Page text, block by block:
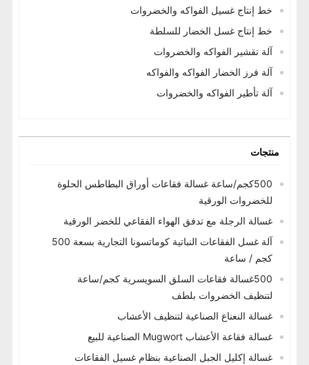
خط إنتاج غسيل الفواكه والخضروات
خط إنتاج غسل الخضار للسلطة
آلة تقشير الفواكه والخضروات
آلة فرز الخضار الفواكه والفواكه
آلة تأطير الفواكه والخضروات
منتجات
500كجم/ساعة غسالة فقاعات أوراق البطاطس الحلوة
للخضروات الورقية
غسالة الرجلة مع تدفق الهواء الفقاعي للخضر الورقية
آلة غسل الفقاعات النباتية كوماتسونا التجارية بسعة 500
كجم / ساعة
500غسالة فقاعات السلق السويسرية كجم/ساعة
لتنظيف الخضروات بلطف
غسالة النعناع الصناعية لتنظيف الأعشاب
غسالة فقاعة الأعشاب Mugwort الصناعية للبيع
غسالة إكليل الجبل الصناعية بنظام غسيل الفقاعات